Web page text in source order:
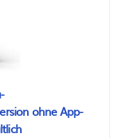
ohne App-